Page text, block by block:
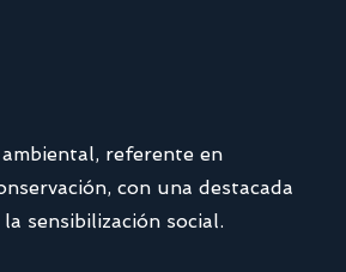
referente en
con una destacada
sensibilización social.